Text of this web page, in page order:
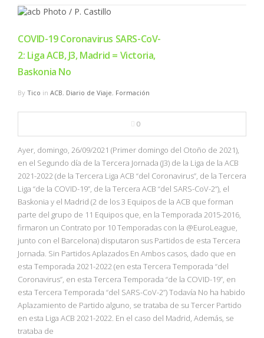
COVID-19 Coronavirus SARS-CoV-
2: Liga ACB, J3, Madrid = Victoria,
Baskonia No
By Tico in ACB, Diario de Viaje, Formación
0
Ayer, domingo, 26/09/2021 (Primer domingo del Otoño de 2021),
en el Segundo día de la Tercera Jornada (J3) de la Liga de la ACB
2021-2022 (de la Tercera Liga ACB “del Coronavirus”, de la Tercera
Liga “de la COVID-19”, de la Tercera ACB “del SARS-CoV-2”), el
Baskonia y el Madrid (2 de los 3 Equipos de la ACB que forman
parte del grupo de 11 Equipos que, en la Temporada 2015-2016,
firmaron un Contrato por 10 Temporadas con la @EuroLeague,
junto con el Barcelona) disputaron sus Partidos de esta Tercera
Jornada. Sin Partidos Aplazados En Ambos casos, dado que en
esta Temporada 2021-2022 (en esta Tercera Temporada “del
Coronavirus”, en esta Tercera Temporada “de la COVID-19”, en
esta Tercera Temporada “del SARS-CoV-2”) Todavía No ha habido
Aplazamiento de Partido alguno, se trataba de su Tercer Partido
en esta Liga ACB 2021-2022. En el caso del Madrid, Además, se
trataba de